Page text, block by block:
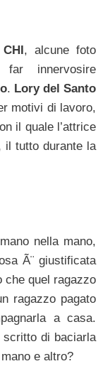
, alcune foto
far innervosire
. Lory del Santo
motivi di lavoro,
il quale l’attrice
il tutto durante la
nella mano,
Ã¨ giustificata
che quel ragazzo
ragazzo pagato
a casa.
scritto di baciarla
e altro?